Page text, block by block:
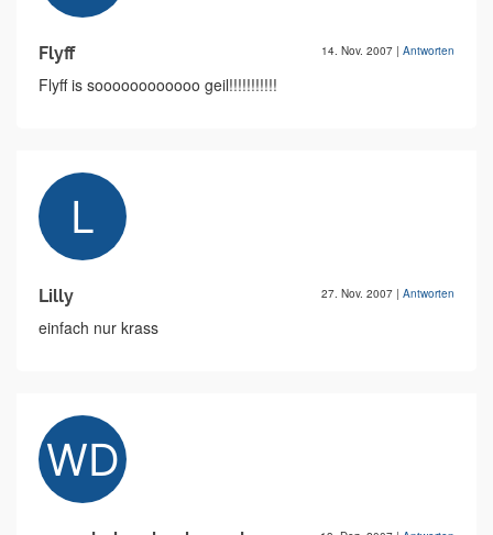
Flyff 14. Nov. 2007 | Antworten
Flyff is soooooooooooo geil!!!!!!!!!!!
Lilly 27. Nov. 2007 | Antworten
einfach nur krass